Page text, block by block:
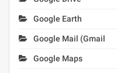
Google Earth
Google Mail (Gmail
Google Maps